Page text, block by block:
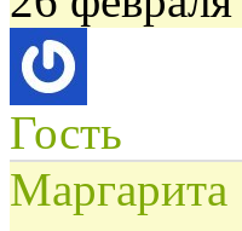
Гость
Маргарита